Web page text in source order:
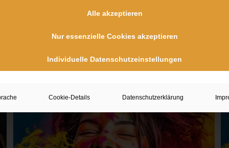
269,00€
Alle akzeptieren
Nur essenzielle Cookies akzeptieren
Individuelle Datenschutzeinstellungen
Cookie-Details Datenschutzerklärung